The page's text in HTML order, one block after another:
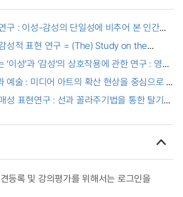
구 : 이성-감성의 단일성에 비추어 본 인간의
성적 표현 연구 = (The) Study on the
이성’과 ‘감성’의 상호작용에 관한 연구 : 영화
in Film: Focused on the
예술 : 미디어 아트의 확산 현상을 중심으로
성 표현연구 : 선과 꼴라주기법을 통한 탈기교
등록 및 강의평가를 위해서는 로그인을